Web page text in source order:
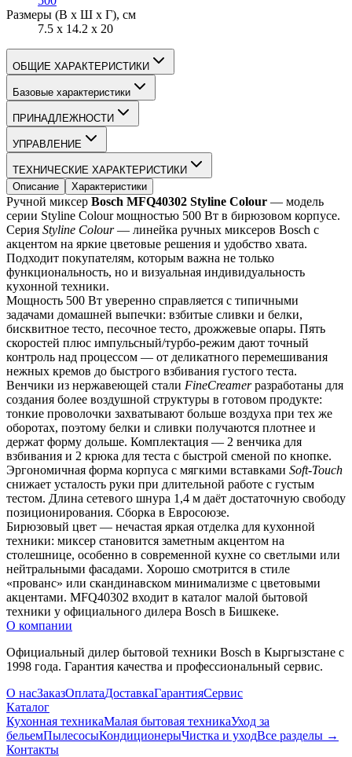
Размеры (В х Ш х Г), см
7.5 х 14.2 х 20
ОБЩИЕ ХАРАКТЕРИСТИКИ
Базовые характеристики
ПРИНАДЛЕЖНОСТИ
УПРАВЛЕНИЕ
ТЕХНИЧЕСКИЕ ХАРАКТЕРИСТИКИ
Описание
Характеристики
Ручной миксер Bosch MFQ40302 Styline Colour — модель
серии Styline Colour мощностью 500 Вт в бирюзовом корпусе.
Серия Styline Colour — линейка ручных миксеров Bosch с
акцентом на яркие цветовые решения и удобство хвата.
Подходит покупателям, которым важна не только
функциональность, но и визуальная индивидуальность
кухонной техники.
Мощность 500 Вт уверенно справляется с типичными
задачами домашней выпечки: взбитые сливки и белки,
бисквитное тесто, песочное тесто, дрожжевые опары. Пять
скоростей плюс импульсный/турбо-режим дают точный
контроль над процессом — от деликатного перемешивания
нежных кремов до быстрого взбивания густого теста.
Венчики из нержавеющей стали FineCreamer разработаны для
создания более воздушной структуры в готовом продукте:
тонкие проволочки захватывают больше воздуха при тех же
оборотах, поэтому белки и сливки получаются плотнее и
держат форму дольше. Комплектация — 2 венчика для
взбивания и 2 крюка для теста с быстрой сменой по кнопке.
Эргономичная форма корпуса с мягкими вставками Soft-Touch
снижает усталость руки при длительной работе с густым
тестом. Длина сетевого шнура 1,4 м даёт достаточную свободу
позиционирования. Сборка в Евросоюзе.
Бирюзовый цвет — нечастая яркая отделка для кухонной
техники: миксер становится заметным акцентом на
столешнице, особенно в современной кухне со светлыми или
нейтральными фасадами. Хорошо смотрится в стиле
«прованс» или скандинавском минимализме с цветовыми
акцентами. MFQ40302 входит в каталог малой бытовой
техники у официального дилера Bosch в Бишкеке.
О компании
Официальный дилер бытовой техники Bosch в Кыргызстане с
1998 года. Гарантия качества и профессиональный сервис.
О насЗаказОплатаДоставкаГарантияСервис
Каталог
Кухонная техникаМалая бытовая техникаУход за
бельемПылесосыКондиционерыЧистка и уходВсе разделы →
Контакты